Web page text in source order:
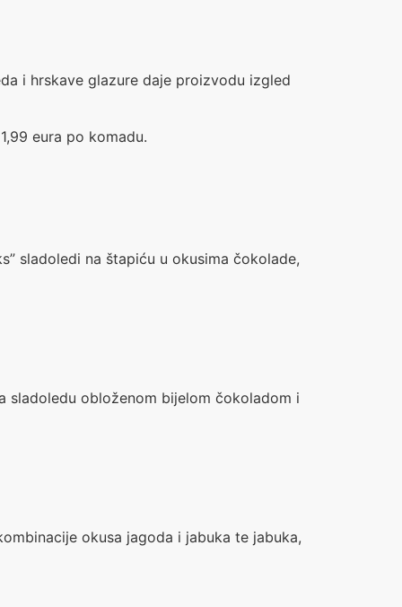
i hrskave glazure daje proizvodu izgled
eura po komadu.
sladoledi na štapiću u okusima čokolade,
sladoledu obloženom bijelom čokoladom i
okusa jagoda i jabuka te jabuka,